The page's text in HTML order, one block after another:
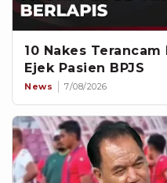
10 Nakes
Ejek Pasien BPJS
News 7/08/2026